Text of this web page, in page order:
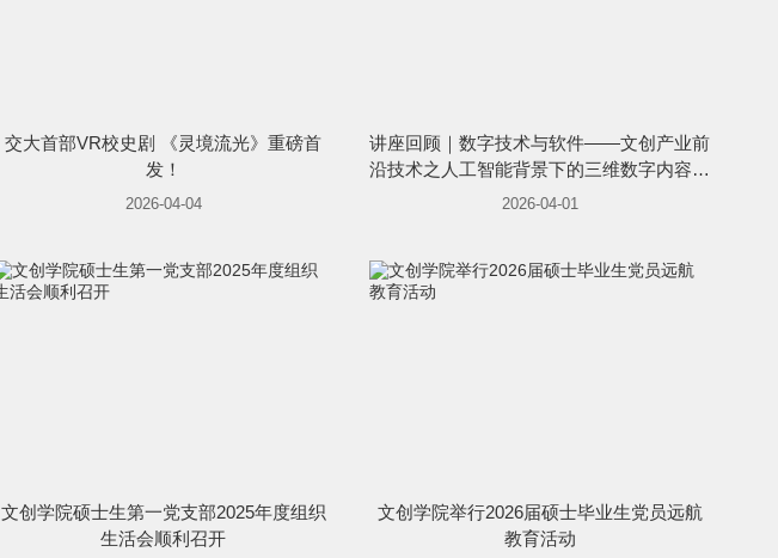
交大首部VR校史剧 《灵境流光》重磅首
发！
2026-04-04
讲座回顾｜数字技术与软件——文创产业前
沿技术之人工智能背景下的三维数字内容的
视听与交互
2026-04-01
文创学院硕士生第一党支部2025年度组织
生活会顺利召开
文创学院举行2026届硕士毕业生党员远航
教育活动